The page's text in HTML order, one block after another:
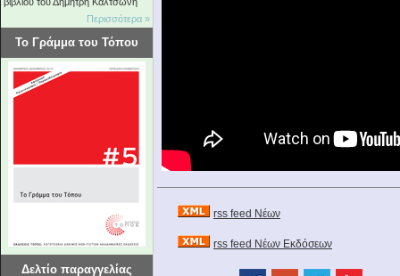
Περισσότερα »
Το Γράμμα του Τόπου
Δελτίο παραγγελίας
rss feed Νέων
rss feed Νέων Εκδόσεων